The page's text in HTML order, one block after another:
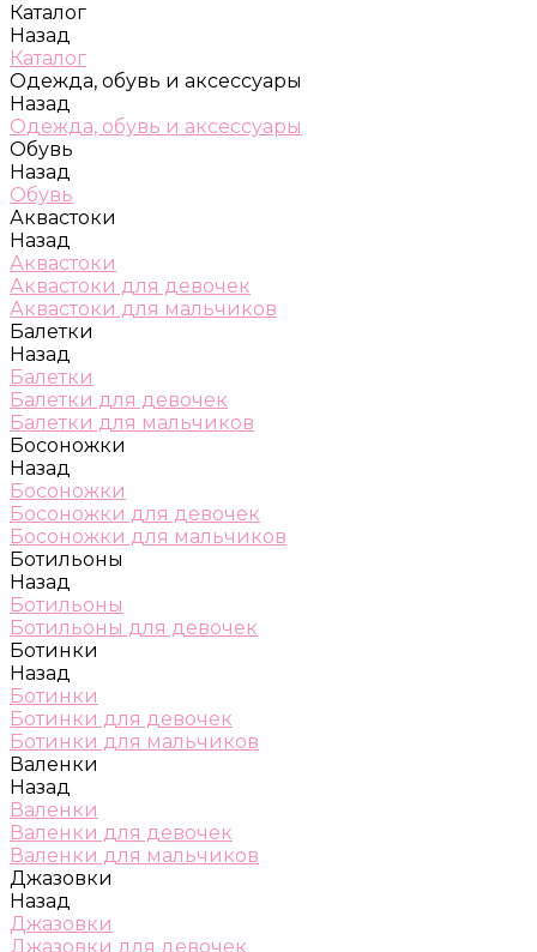
Каталог
Назад
Каталог
Одежда, обувь и аксессуары
Назад
Одежда, обувь и аксессуары
Обувь
Назад
Обувь
Аквастоки
Назад
Аквастоки
Аквастоки для девочек
Аквастоки для мальчиков
Балетки
Назад
Балетки
Балетки для девочек
Балетки для мальчиков
Босоножки
Назад
Босоножки
Босоножки для девочек
Босоножки для мальчиков
Ботильоны
Назад
Ботильоны
Ботильоны для девочек
Ботинки
Назад
Ботинки
Ботинки для девочек
Ботинки для мальчиков
Валенки
Назад
Валенки
Валенки для девочек
Валенки для мальчиков
Джазовки
Назад
Джазовки
Джазовки для девочек